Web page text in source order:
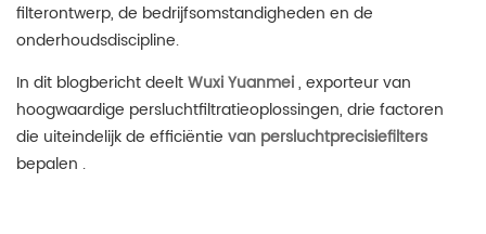
filterontwerp, de bedrijfsomstandigheden en de
onderhoudsdiscipline.
In dit blogbericht deeltWuxi Yuanmei, exporteur van
hoogwaardige persluchtfiltratieoplossingen, drie factoren
die uiteindelijk de efficiëntie van persluchtprecisiefilters
bepalen .